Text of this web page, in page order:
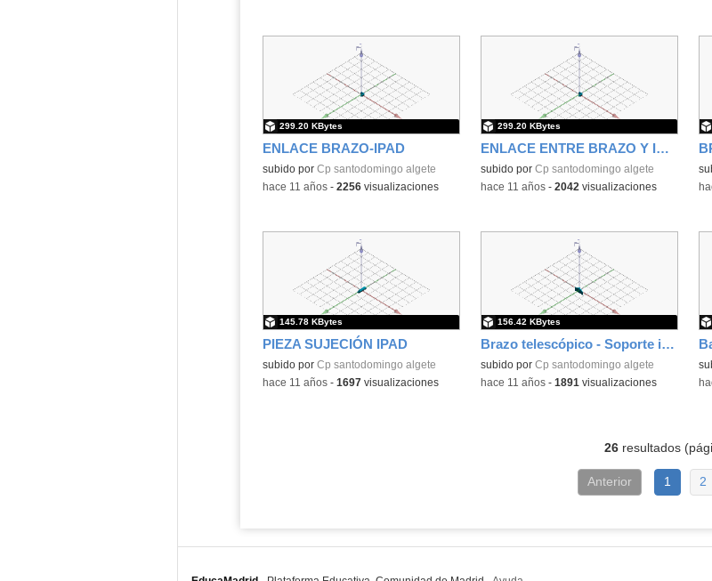
ENLACE BRAZO-IPAD
subido por Cp santodomingo algete
299.20 KBytes
-hace 11 años- 2256visualizaciones
ENLACE ENTRE BRAZO Y IPAD
subido por Cp santodomingo algete
299.20 KBytes
-hace 11 años- 2042 visualizaciones -
PIEZA SUJECIÓN IPAD
subido por Cp santodomingo algete
145.78 KBytes
-hace 11 años- 1697visualizaciones
Brazo telescópico - Soporte iPad
subido por Cp santodomingo algete
156.42 KBytes
-hace 11 años- 1891 visualizaciones -
26resultados
Anterior 1 2